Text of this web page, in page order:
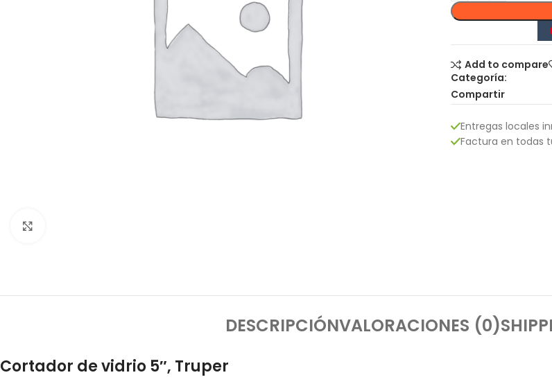
Add to compare
Categoría:
Compartir
Entregas locales
Factura en todas
DESCRIPCIÓNVALORACIONES (0)
Cortador de vidrio 5″, Truper